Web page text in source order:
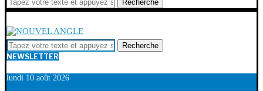
Recherche
Recherche
NEWSLETTER
lundi 10 août 2026